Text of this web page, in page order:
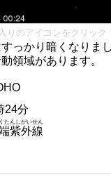
りのアイコンをクリック！
っかり暗くなりま
領域があります。
24分
紫外線
たんしがいせん